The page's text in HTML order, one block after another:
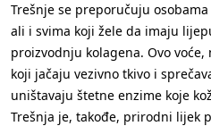
Trešnje se preporučuju
ali i svima koji žele da imaju
proizvodnju kolagena. Ovo
koji jačaju vezivno tkivo i
uništavaju štetne enzime koje
Trešnja je, takođe, prirodni lijek